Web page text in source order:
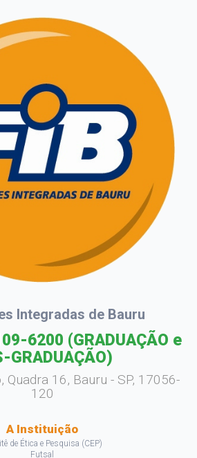
Integradas de Bauru
6200 (GRADUAÇÃO e
GRADUAÇÃO)
Quadra 16, Bauru - SP, 17056-
120
A Instituição
de Ética e Pesquisa (CEP)
Futsal